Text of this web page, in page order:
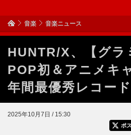
音楽 音楽ニュース
HUNTR/X、【グラ
POP初＆アニメキ
年間最優秀レコー
2025年10月7日 / 15:30
ポ